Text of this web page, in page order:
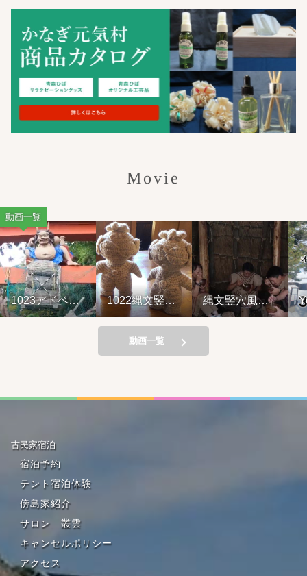
Movie
動画一覧
アドベン
ライド&
1022縄文竪穴
風住居設営と
縄文竪穴風住
居設営と縄文
ブがア
動画一覧
古民家宿泊
宿泊予約
テント宿泊体験
傍島家紹介
サロン 叢雲
キャンセルポリシー
アクセス